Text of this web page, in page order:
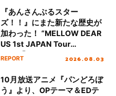
『あんさんぶるスター
ズ！！』にまた新たな歴史が
加わった！ “MELLOW DEAR
US 1st JAPAN Tour
Final「NICE to meet YOU
ート!!
REPORT 2026.08.03
10月放送アニメ『パンどろぼ
う』より、OPテーマ＆EDテ